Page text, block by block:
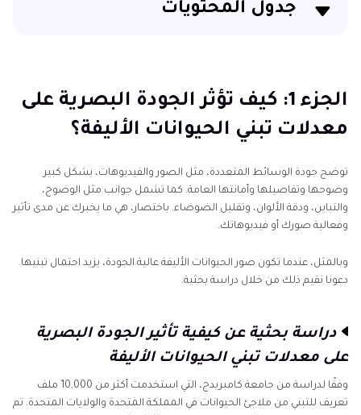
جدول المحتويات
الجزء 2: ما الذي يجعل صورة الحيوان الأليف أكثر قابلية
للتبني؟
الجزء 3: أفضل طريقة لتحسين الألوان في صورة الحيوان
الأليف
الجزء 4: دليل خطوة بخطوة لتحسين ألوان صورة الحيوان
الجزء 5: قبل وبعد: دراسات حالة حقيقية بعد استخدام
الجزء 6: كيف يجب على المنظمات الإنقاذية والملاجئ التقاط
صور للقطط؟
الجزء 8: الأسئلة الشائعة
الجزء 1: كيف تؤثر الجودة البصرية على
معدلات تبني الحيوانات الأليفة؟
توضح جودة الوسائط المتعددة، مثل الصور والفيديوهات، بشكل كبير
وضوحها وتفاصيلها وأمانتها العامة. كما تشمل جوانب مثل الوضوح،
والتباين، ودقة الألوان، وتقليل الضوضاء. باختصار، هي ما يخبرك عن مدى تأثير
وفعالية صورك أو فيديوهاتك.
وبالمثل، عندما تكون صور الحيوانات الأليفة عالية الجودة، يزيد احتمال تبنيها.
دعونا نقيم ذلك من خلال دراسة بحثية.
دراسة بحثية عن كيفية تأثير الجودة البصرية
على معدلات تبني الحيوانات الأليفة
وفقًا لدراسة من جامعة كامبريدج، التي استخدمت أكثر من 10,000 ملف
تعريف للتبني من ملاجئ الحيوانات في المملكة المتحدة والولايات المتحدة. تم